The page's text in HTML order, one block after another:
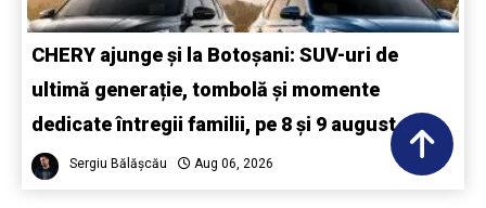
CHERY ajunge și la Botoșani: SUV-uri de
ultimă generație, tombolă și momente
dedicate întregii familii, pe 8 și 9 august
Sergiu Bălășcău Aug 06, 2026